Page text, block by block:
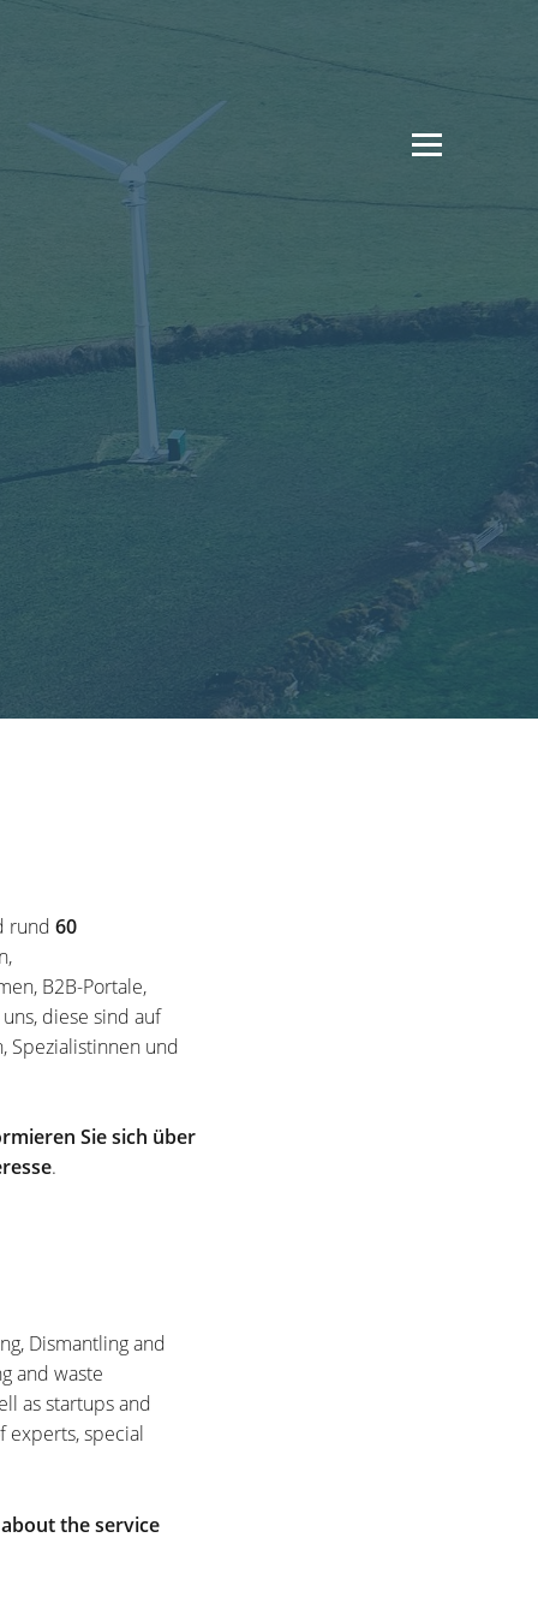
rund 60
B2B-Portale,
diese sind auf
Spezialistinnen und
Sie sich über
.
Dismantling and
and waste
as startups and
experts, special
the service